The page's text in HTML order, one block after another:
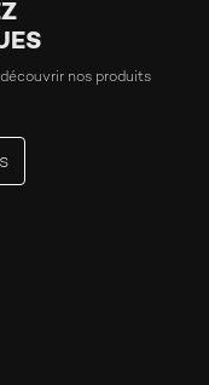
nos produits